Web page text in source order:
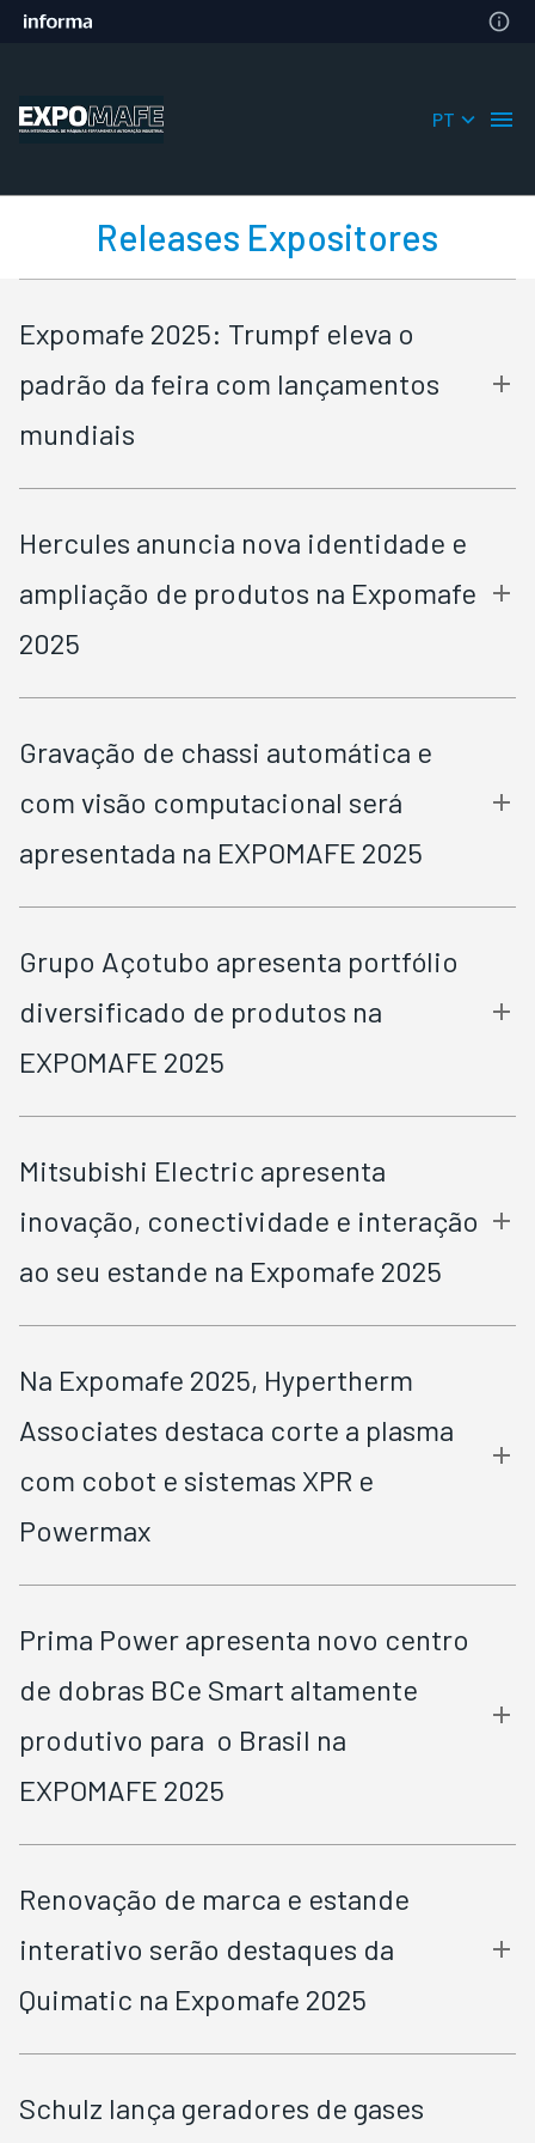
PT
Releases Expositores
Expomafe 2025: Trumpf eleva o
padrão da feira com lançamentos
mundiais
Hercules anuncia nova identidade e
ampliação de produtos na Expomafe
2025
Gravação de chassi automática e
com visão computacional será
apresentada na EXPOMAFE 2025
Grupo Açotubo apresenta portfólio
diversificado de produtos na
EXPOMAFE 2025
Mitsubishi Electric apresenta
inovação, conectividade e interação
ao seu estande na Expomafe 2025
Na Expomafe 2025, Hypertherm
Associates destaca corte a plasma
com cobot e sistemas XPR e
Powermax
Prima Power apresenta novo centro
de dobras BCe Smart altamente
produtivo para o Brasil na
EXPOMAFE 2025
Renovação de marca e estande
interativo serão destaques da
Quimatic na Expomafe 2025
Schulz lança geradores de gases